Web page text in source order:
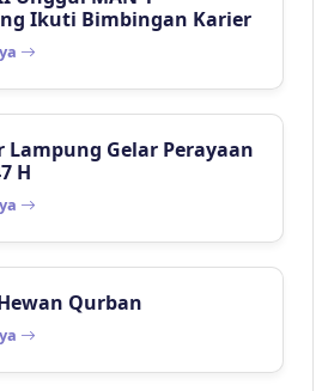
Ikuti Bimbingan Karier
Lampung Gelar Perayaan
H
Qurban